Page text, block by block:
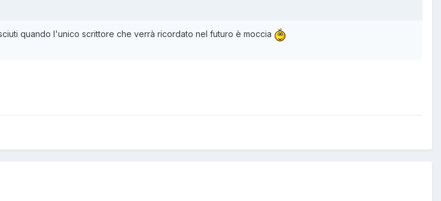
quando l'unico scrittore che verrà ricordato nel futuro è moccia